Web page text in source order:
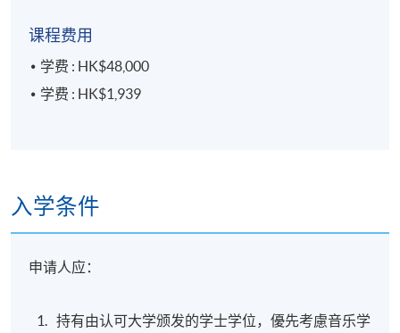
课程费用
学费 : HK$48,000
学费 : HK$1,939
入学条件
申请人应：
持有由认可大学颁发的学士学位，優先考慮音乐学